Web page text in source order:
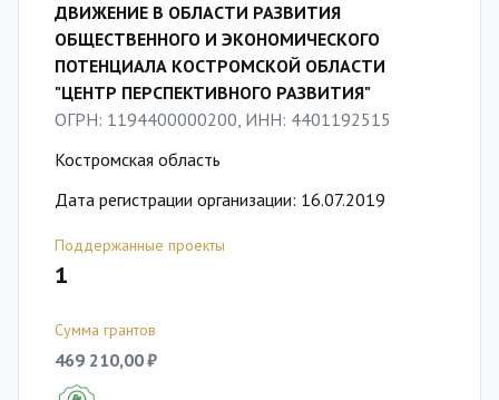
ДВИЖЕНИЕ В ОБЛАСТИ РАЗВИТИЯ
ОБЩЕСТВЕННОГО И ЭКОНОМИЧЕСКОГО
ПОТЕНЦИАЛА КОСТРОМСКОЙ ОБЛАСТИ
"ЦЕНТР ПЕРСПЕКТИВНОГО РАЗВИТИЯ"
ОГРН: 1194400000200, ИНН: 4401192515
Костромская область
Дата регистрации организации: 16.07.2019
Поддержанные проекты
1
Сумма грантов
469 210,00 ₽